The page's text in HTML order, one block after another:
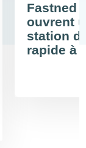
Fastned
ouvrent
station
rapide à